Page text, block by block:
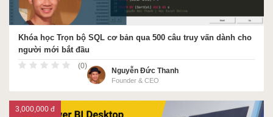
Khóa học Trọn bộ SQL cơ bản qua 500 câu truy vấn dành cho
người mới bắt đầu
(0)
Nguyễn Đức Thanh
Founder & CEO
3,000,000 đ